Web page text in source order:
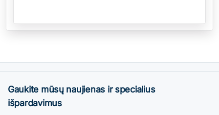
Gaukite mūsų naujienas ir specialius
išpardavimus